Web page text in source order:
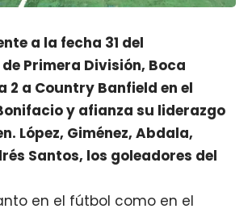
a la fecha 31 del
Primera División, Boca
2 a Country Banfield en el
y afianza su liderazgo
López, Giménez, Abdala,
Santos, los goleadores del
en el fútbol como en el